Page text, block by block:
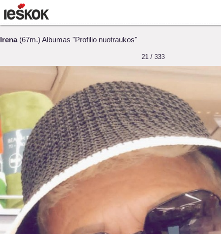
Irena(67m.) Albumas "Profilio nuotraukos"
21 / 333